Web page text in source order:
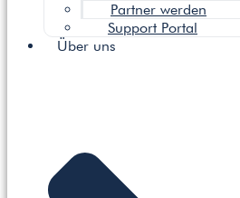
Partner werden
Support Portal
Über uns